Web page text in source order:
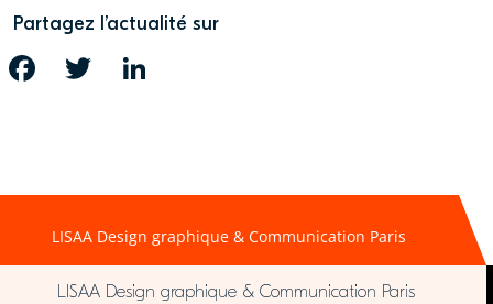
Partagez l’actualité sur
FACEBOOK TWITTER
LISAA Design graphique & Communication Paris
LISAA Design graphique & Communication Paris